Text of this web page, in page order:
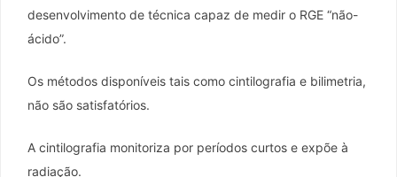
desenvolvimento de técnica capaz de medir o RGE “não-
ácido”.
Os métodos disponíveis tais como cintilografia e bilimetria,
não são satisfatórios.
A cintilografia monitoriza por períodos curtos e expõe à
radiação.